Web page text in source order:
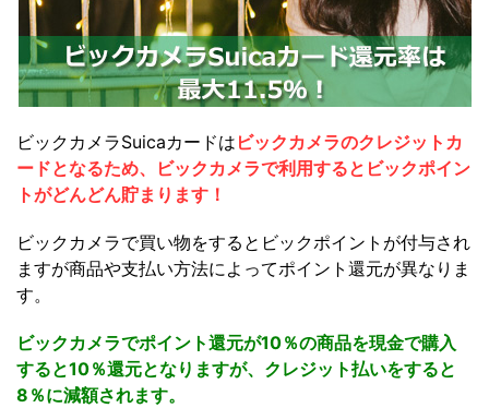
ビックカメラSuicaカードは ビックカメラのクレジットカ
ードとなるため、ビックカメラで利用するとビックポイン
トがどんどん貯まります！
ビックカメラで買い物をするとビックポイントが付与され
ますが商品や支払い方法によってポイント還元が異なりま
す。
ビックカメラでポイント還元が10％の商品を現金で購入
すると10％還元となりますが、クレジット払いをすると
8％に減額されます。